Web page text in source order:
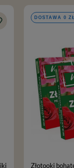
DOSTAWA 0
Złotooki